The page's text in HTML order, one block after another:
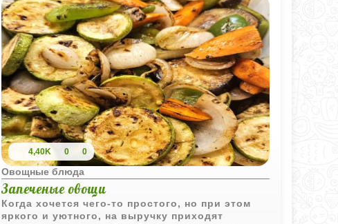
4,40K 0 0
Овощные блюда
Запеченые овощи
Когда хочется чего-то простого, но при этом
яркого и уютного, на выручку приходят